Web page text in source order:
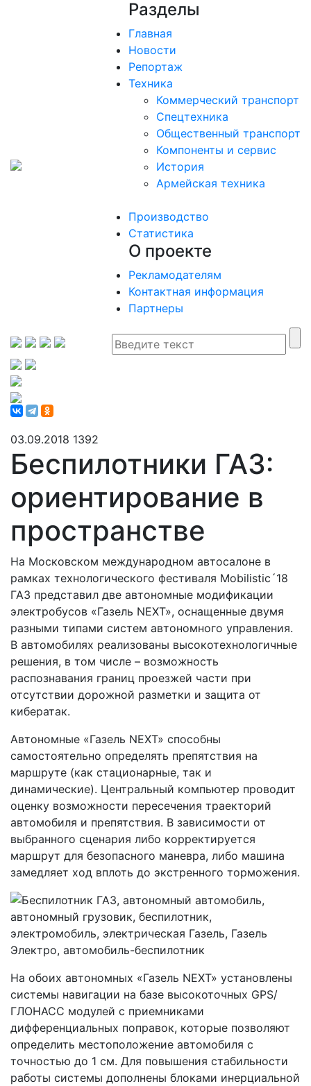
Разделы
Главная
Новости
Репортаж
Техника
Коммерческий транспорт
Спецтехника
Общественный транспорт
Компоненты и сервис
История
Армейская техника
Производство
Статистика
О проекте
Рекламодателям
Контактная информация
Партнеры
03.09.2018 1392
Беспилотники ГАЗ:
ориентирование в
пространстве
На Московском международном автосалоне в
рамках технологического фестиваля Mobilistic´18
ГАЗ представил две автономные модификации
электробусов «Газель NEXT», оснащенные двумя
разными типами систем автономного управления.
В автомобилях реализованы высокотехнологичные
решения, в том числе – возможность
распознавания границ проезжей части при
отсутствии дорожной разметки и защита от
кибератак.
Автономные «Газель NEXT» способны
самостоятельно определять препятствия на
маршруте (как стационарные, так и
динамические). Центральный компьютер проводит
оценку возможности пересечения траекторий
автомобиля и препятствия. В зависимости от
выбранного сценария либо корректируется
маршрут для безопасного маневра, либо машина
замедляет ход вплоть до экстренного торможения.
На обоих автономных «Газель NEXT» установлены
системы навигации на базе высокоточных GPS/
ГЛОНАСС модулей с приемниками
дифференциальных поправок, которые позволяют
определить местоположение автомобиля с
точностью до 1 см. Для повышения стабильности
работы системы дополнены блоками инерциальной